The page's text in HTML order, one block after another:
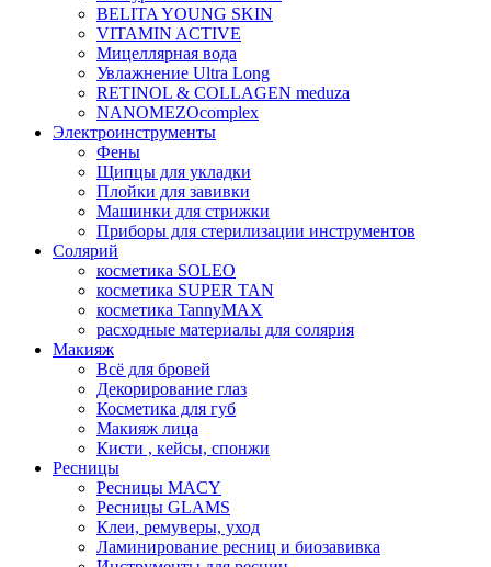
BELITA YOUNG SKIN
VITAMIN ACTIVE
Мицеллярная вода
Увлажнение Ultra Long
RETINOL & COLLAGEN meduza
NANOMEZOcomplex
Электроинструменты
Фены
Щипцы для укладки
Плойки для завивки
Машинки для стрижки
Приборы для стерилизации инструментов
Солярий
косметика SOLEO
косметика SUPER TAN
косметика TannyMAX
расходные материалы для солярия
Макияж
Всё для бровей
Декорирование глаз
Косметика для губ
Макияж лица
Кисти , кейсы, спонжи
Ресницы
Ресницы MACY
Ресницы GLAMS
Клеи, ремуверы, уход
Ламинирование ресниц и биозавивка